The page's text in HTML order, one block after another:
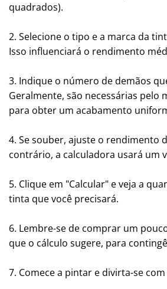
quadrados).
2. Selecione o tipo e a marca da
Isso influenciará o rendimento
3. Indique o número de demãos
Geralmente, são necessárias pelo
para obter um acabamento
4. Se souber, ajuste o rendimento
contrário, a calculadora usará um
5. Clique em "Calcular" e veja a
tinta que você precisará.
6. Lembre-se de comprar um
que o cálculo sugere, para
7. Comece a pintar e divirta-se